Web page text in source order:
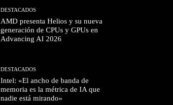
DESTACADOS
AMD presenta Helios y su nueva
generación de CPUs y GPUs en
Advancing AI 2026
DESTACADOS
Intel: «El ancho de banda de
memoria es la métrica de IA que
nadie está mirando»